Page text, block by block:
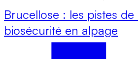
Brucellose : les pistes de
biosécurité en alpage